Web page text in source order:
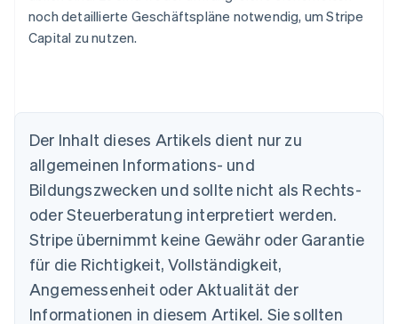
noch detaillierte Geschäftspläne notwendig, um Stripe
Capital zu nutzen.
Der Inhalt dieses Artikels dient nur zu
allgemeinen Informations- und
Bildungszwecken und sollte nicht als Rechts-
oder Steuerberatung interpretiert werden.
Stripe übernimmt keine Gewähr oder Garantie
für die Richtigkeit, Vollständigkeit,
Angemessenheit oder Aktualität der
Informationen in diesem Artikel. Sie sollten
Australien
English
Nederlands FrançaisDeutschEnglish
Brasilien
English
Bulgarien
English